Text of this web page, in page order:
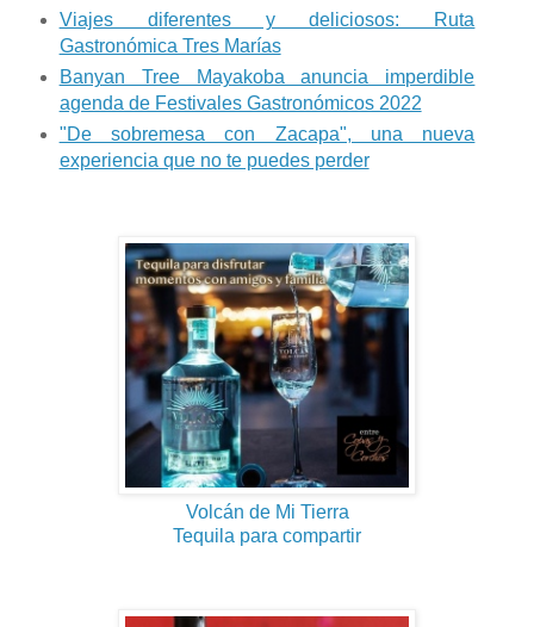
Viajes diferentes y deliciosos: Ruta
Gastronómica Tres Marías
Banyan Tree Mayakoba anuncia imperdible
agenda de Festivales Gastronómicos 2022
"De sobremesa con Zacapa", una nueva
experiencia que no te puedes perder
Volcán de Mi Tierra
Tequila para compartir